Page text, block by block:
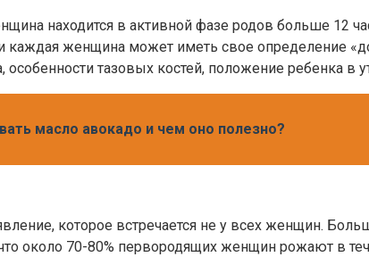
находится в активной фазе родов больше 12
женщина может иметь свое определение
особенности тазовых костей, положение ребенка в
масло авокадо и чем оно полезно?
которое встречается не у всех женщин.
около 70-80% первородящих женщин рожают в